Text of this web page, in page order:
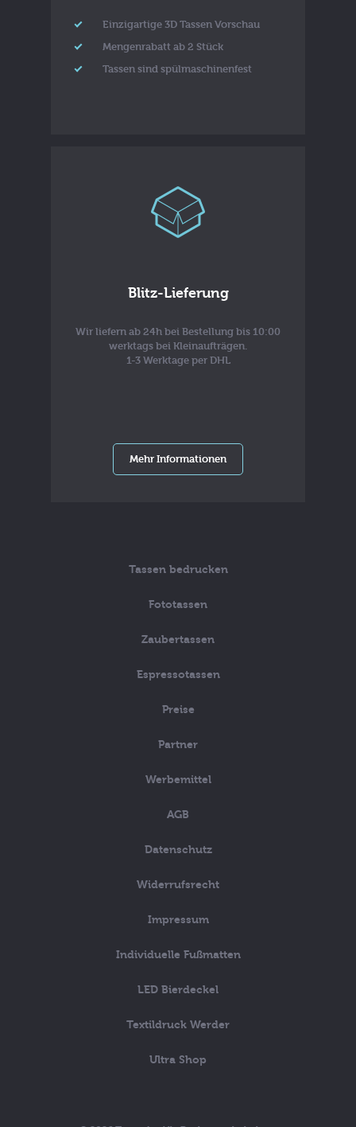
Einzigartige 3D Tassen Vorschau
Mengenrabatt ab 2 Stück
Tassen sind spülmaschinenfest
Blitz-Lieferung
Wir liefern ab 24h bei Bestellung bis 10:00
werktags bei Kleinaufträgen.
1-3 Werktage per DHL
Mehr Informationen
Tassen bedrucken
Fototassen
Zaubertassen
Espressotassen
Preise
Partner
Werbemittel
AGB
Datenschutz
Widerrufsrecht
Impressum
Individuelle Fußmatten
LED Bierdeckel
Textildruck Werder
Ultra Shop